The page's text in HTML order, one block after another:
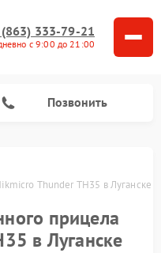
(863) 333-79-21
с 9:00 до 21:00
Позвонить
Thunder TH35 в Луганске
прицела
в Луганске